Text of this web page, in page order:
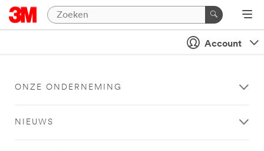
Account
ONZE ONDERNEMING
NIEUWS